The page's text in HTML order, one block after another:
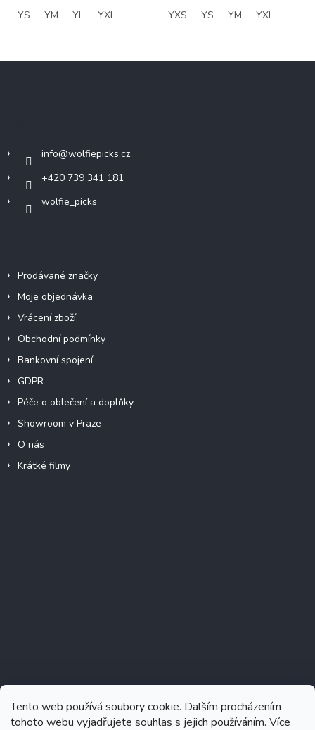
Tento web používá soubory cookie. Dalším procházením
tohoto webu vyjadřujete souhlas s jejich používáním. Více
YS YM YL YXL YXS YS YM YXL
info@wolfiepicks.cz
+420 739 341 181
wolfie_picks
Prodávané značky
Moje objednávka
Vrácení zboží
Obchodní podmínky
Bankovní spojení
GDPR
Péče o oblečení a doplňky
Showroom v Praze
O nás
Krátké filmy